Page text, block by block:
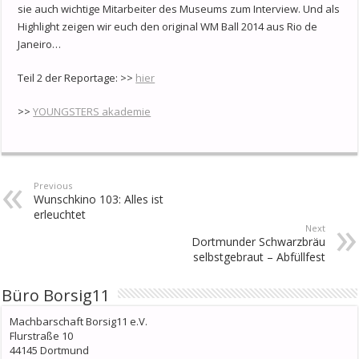
sie auch wichtige Mitarbeiter des Museums zum Interview. Und als
Highlight zeigen wir euch den original WM Ball 2014 aus Rio de
Janeiro…
Teil 2 der Reportage: >> hier
>>YOUNGSTERS akademie
Previous
Wunschkino 103: Alles ist
erleuchtet
Next
Dortmunder Schwarzbräu
selbstgebraut – Abfüllfest
Büro Borsig11
Machbarschaft Borsig11 e.V.
Flurstraße 10
44145 Dortmund